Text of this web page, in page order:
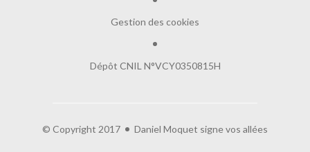
Gestion des cookies
Dépôt CNIL N°VCY0350815H
© Copyright 2017 Daniel Moquet signe vos allées